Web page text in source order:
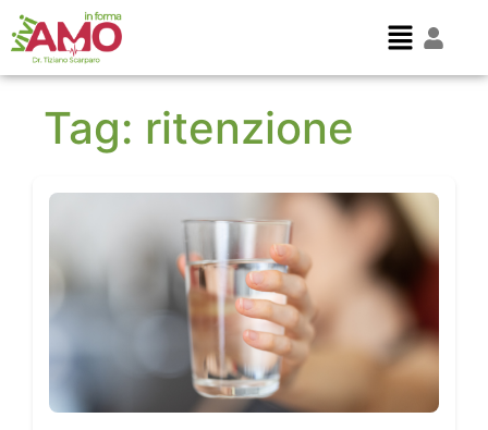
Tag: ritenzione